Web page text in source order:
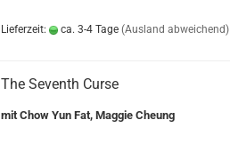
Lieferzeit: ca. 3-4 Tage (Ausland abweichend)
The Seventh Curse
mit Chow Yun Fat, Maggie Cheung